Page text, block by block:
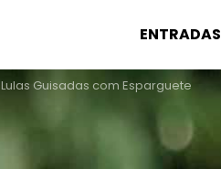
ENTRADAS
Lulas Guisadas com Esparguete